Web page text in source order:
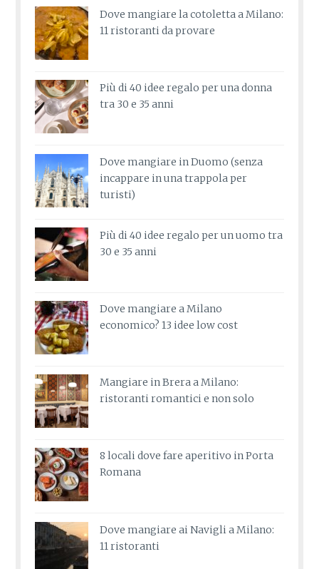
Dove mangiare la cotoletta a Milano:
11 ristoranti da provare
Più di 40 idee regalo per una donna
tra 30 e 35 anni
Dove mangiare in Duomo (senza
incappare in una trappola per
turisti)
Più di 40 idee regalo per un uomo tra
30 e 35 anni
Dove mangiare a Milano
economico? 13 idee low cost
Mangiare in Brera a Milano:
ristoranti romantici e non solo
8 locali dove fare aperitivo in Porta
Romana
Dove mangiare ai Navigli a Milano:
11 ristoranti